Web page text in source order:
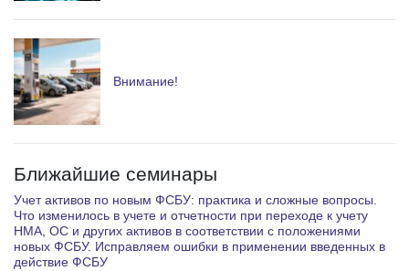
Внимание!
Ближайшие семинары
Учет активов по новым ФСБУ: практика и сложные вопросы.
Что изменилось в учете и отчетности при переходе к учету
НМА, ОС и других активов в соответствии с положениями
новых ФСБУ. Исправляем ошибки в применении введенных в
действие ФСБУ